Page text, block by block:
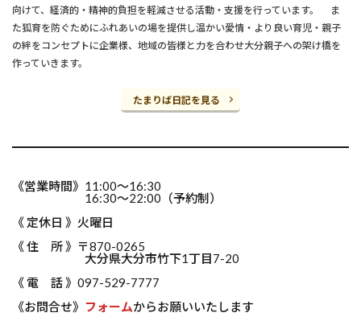
向けて、経済的・精神的負担を軽減させる活動・支援を行っています。 ま
た狐育を防ぐためにふれあいの場を提供し温かい愛情・より良い育児・親子
の絆をコンセプトに企業様、地域の皆様と力を合わせ大分親子への架け橋を
作っていきます。
たまりば日記を見る
《営業時間》11:00～16:30
16:30～22:00（予約制）
《 定休日 》火曜日
《 住 所 》〒870-0265
大分県大分市竹下1丁目7-20
《 電 話 》097-529-7777
《お問合せ》 フォームからお願いいたします